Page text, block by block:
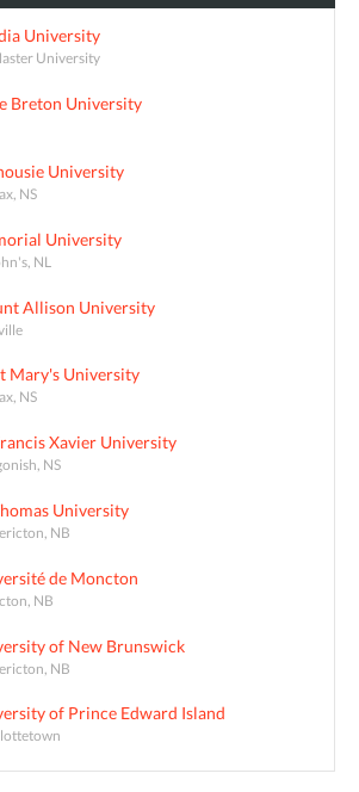
University
University
Breton University
University
NS
University
NL
Allison University
Mary's University
NS
Xavier University
NS
University
NB
de Moncton
NB
of New Brunswick
NB
of Prince Edward Island